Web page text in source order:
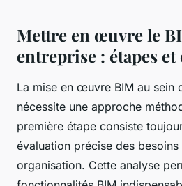
Mettre en œuvre le
entreprise : étapes
La mise en œuvre BIM au sein
nécessite une approche
première étape consiste
évaluation précise des
organisation. Cette analyse